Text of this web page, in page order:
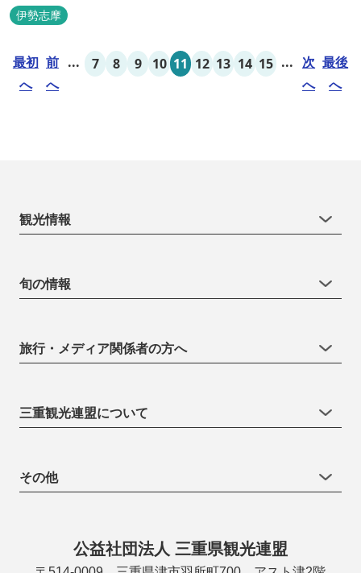
伊勢志摩
最初
へ
前
へ
... 7 8 9 10 11 12 13 14 15 ... 次
へ
最後
へ
観光情報
旬の情報
旅行・メディア関係者の方へ
三重観光連盟について
その他
公益社団法人 三重県観光連盟